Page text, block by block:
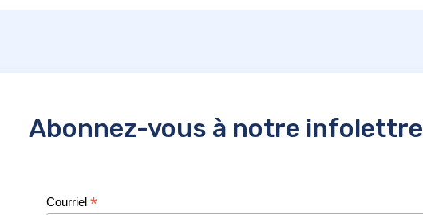
Abonnez-vous à notre infolettre
Courriel *